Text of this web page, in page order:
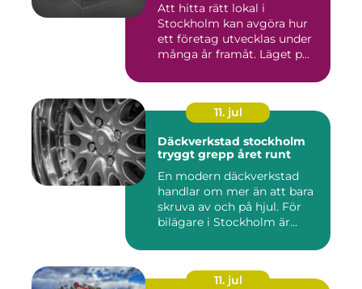
Att hitta rätt lokal i
Stockholm kan avgöra hur
ett företag utvecklas under
många år framåt. Läget p...
11. jul
Däckverkstad stockholm
tryggt grepp året runt
En modern däckverkstad
handlar om mer än att bara
skruva av och på hjul. För
bilägare i Stockholm är...
11. jul